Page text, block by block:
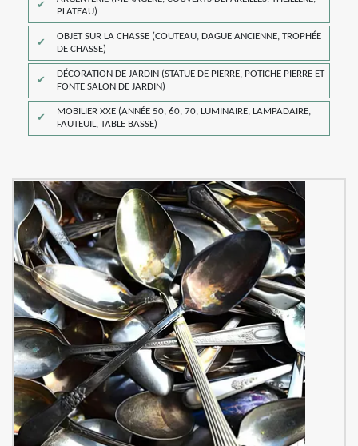
PLATEAU)
OBJET SUR LA CHASSE (COUTEAU, DAGUE ANCIENNE, TROPHÉE
DE CHASSE)
DÉCORATION DE JARDIN (STATUE DE PIERRE, POTICHE PIERRE ET
FONTE SALON DE JARDIN)
MOBILIER XXE (ANNÉE 50, 60, 70, LUMINAIRE, LAMPADAIRE,
FAUTEUIL, TABLE BASSE)